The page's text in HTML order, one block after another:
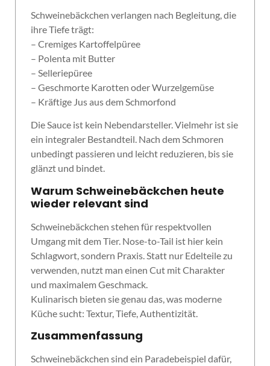
Schweinebäckchen verlangen nach Begleitung, die
ihre Tiefe trägt:
– Cremiges Kartoffelpüree
– Polenta mit Butter
– Selleriepüree
– Geschmorte Karotten oder Wurzelgemüse
– Kräftige Jus aus dem Schmorfond
Die Sauce ist kein Nebendarsteller. Vielmehr ist sie
ein integraler Bestandteil. Nach dem Schmoren
unbedingt passieren und leicht reduzieren, bis sie
glänzt und bindet.
Warum Schweinebäckchen heute
wieder relevant sind
Schweinebäckchen stehen für respektvollen
Umgang mit dem Tier. Nose-to-Tail ist hier kein
Schlagwort, sondern Praxis. Statt nur Edelteile zu
verwenden, nutzt man einen Cut mit Charakter
und maximalem Geschmack.
Kulinarisch bieten sie genau das, was moderne
Küche sucht: Textur, Tiefe, Authentizität.
Zusammenfassung
Schweinebäckchen sind ein Paradebeispiel dafür,